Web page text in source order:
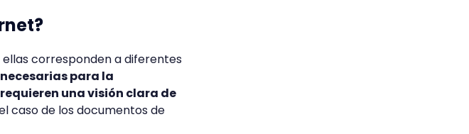
ellas corresponden a diferentes
para la
una visión clara de
caso de los documentos de